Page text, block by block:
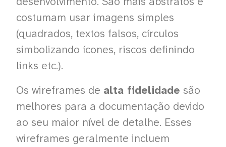
costumam usar imagens simples
(quadrados, textos falsos, círculos
simbolizando ícones, riscos definindo
links etc.).
Os wireframes de alta fidelidade são
melhores para a documentação devido
ao seu maior nível de detalhe. Esses
wireframes geralmente incluem